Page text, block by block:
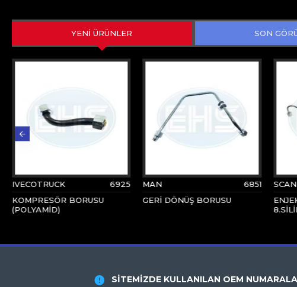
YENİ ÜRÜNLER SON
IVECOTRUCK
6925
KOMPRESÖR BORUSU
(POLYAMİD)
MAN
6851
GERİ DÖNÜŞ BORUSU
SİTEMİZDE KULLANILAN OEM